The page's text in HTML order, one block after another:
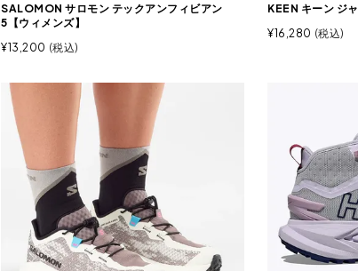
SALOMON サロモン テックアンフィビアン
5【ウィメンズ】
¥13,200 税込
KEEN キーン ジ
¥16,280 税込